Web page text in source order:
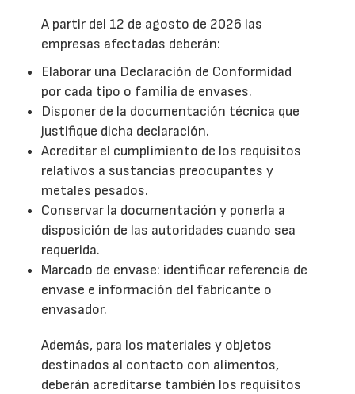
A partir del 12 de agosto de 2026 las
empresas afectadas deberán:
Elaborar una Declaración de Conformidad
por cada tipo o familia de envases.
Disponer de la documentación técnica que
justifique dicha declaración.
Acreditar el cumplimiento de los requisitos
relativos a sustancias preocupantes y
metales pesados.
Conservar la documentación y ponerla a
disposición de las autoridades cuando sea
requerida.
Marcado de envase: identificar referencia de
envase e información del fabricante o
envasador.
Además, para los materiales y objetos
destinados al contacto con alimentos,
deberán acreditarse también los requisitos